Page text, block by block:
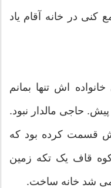
در خانه آقام یاد
اش تنها بمانم
حاجی مالدار نبود.
قسمت کرده بود که
قاف یک تکه زمین
شد خانه ساخت.